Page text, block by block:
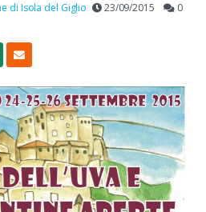
di Isola del Giglio 23/09/2015
0